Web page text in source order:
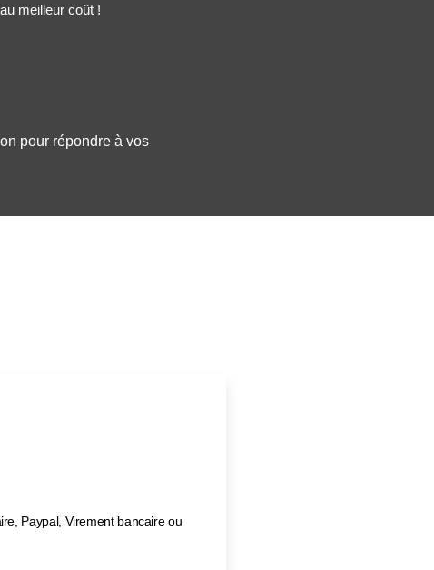
meilleur coût !
pour répondre à vos
Paypal, Virement bancaire ou